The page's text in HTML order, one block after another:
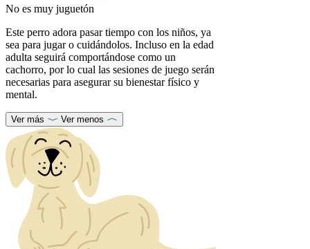
No es muy juguetón
Este perro adora pasar tiempo con los niños, ya
sea para jugar o cuidándolos. Incluso en la edad
adulta seguirá comportándose como un
cachorro, por lo cual las sesiones de juego serán
necesarias para asegurar su bienestar físico y
mental.
Ver más Ver menos